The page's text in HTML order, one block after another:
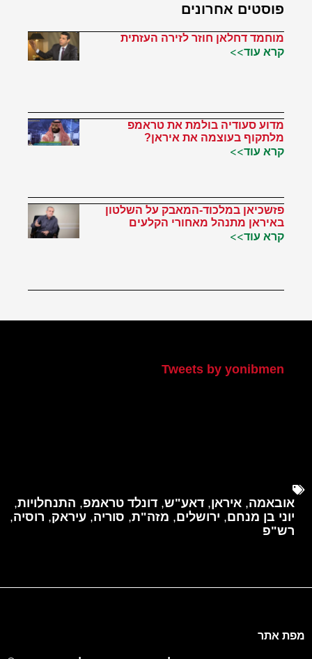
פוסטים אחרונים
מוחמד דחלאן חוזר לזירה העזתית
קרא עוד>>
מדוע סעודיה בולמת את טראמפ
מלתקוף בעוצמה את איראן?
קרא עוד>>
פזשכיאן במלכוד-המאבק על השלטון
באיראן מתנהל מאחורי הקלעים
קרא עוד>>
Tweets by yonibmen
אובאמה, איראן, דאע"ש, דונלד טראמפ, התנחלויות,
יוני בן מנחם, ירושלים, מזה"ת, סוריה, עיראק, רוסיה,
רש"פ
מפת אתר